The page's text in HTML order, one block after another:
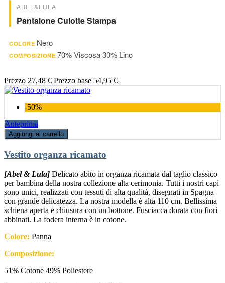
ABEL&LULA
Pantalone Culotte Stampa
COLORE Nero
COMPOSIZIONE 70% Viscosa 30% Lino
Prezzo 27,48 € Prezzo base 54,95 €
-50%
Anteprima
Aggiungi al carrello
Vestito organza ricamato
[Abel & Lula] Delicato abito in organza ricamata dal taglio classico
per bambina della nostra collezione alta cerimonia. Tutti i nostri capi
sono unici, realizzati con tessuti di alta qualità, disegnati in Spagna
con grande delicatezza. La nostra modella è alta 110 cm. Bellissima
schiena aperta e chiusura con un bottone. Fusciacca dorata con fiori
abbinati. La fodera interna è in cotone.
Colore: Panna
Composizione:
51% Cotone 49% Poliestere